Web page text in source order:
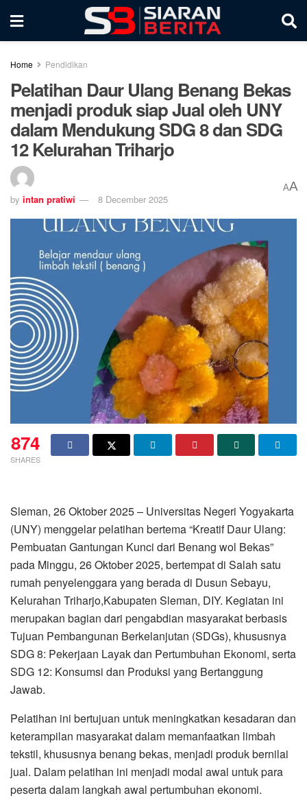
Home Pendidikan
Pelatihan Daur Ulang Benang Bekas
menjadi produk siap Jual oleh UNY
dalam Mendukung SDG 8 dan SDG
12 Kelurahan Triharjo
by intan pratiwi 8 December 2025
AA
874
SHARES
Sleman, 26 Oktober 2025 – Universitas Negeri Yogyakarta
(UNY) menggelar pelatihan bertema “Kreatif Daur Ulang:
Pembuatan Gantungan Kunci dari Benang wol Bekas”
pada Minggu, 26 Oktober 2025, bertempat di Salah satu
rumah penyelenggara yang berada di Dusun Sebayu,
Kelurahan Triharjo,Kabupaten Sleman, DIY. Kegiatan ini
merupakan bagian dari pengabdian masyarakat berbasis
Tujuan Pembangunan Berkelanjutan (SDGs), khususnya
SDG 8: Pekerjaan Layak dan Pertumbuhan Ekonomi, serta
SDG 12: Konsumsi dan Produksi yang Bertanggung
Jawab.
Pelatihan ini bertujuan untuk meningkatkan kesadaran dan
keterampilan masyarakat dalam memanfaatkan limbah
tekstil, khususnya benang bekas, menjadi produk bernilai
jual. Dalam pelatihan ini menjadi modal awal untuk para
peserta dalam langkah awal pertumbuhan ekonomi.